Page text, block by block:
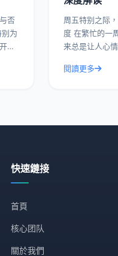
否
德
，
周五特别之际
度 在繁忙的一周即将结束之际，周五的到
来总是让人心
技的面纱，深
閱讀更多
快速鏈接
首頁
核心团队
關於我們